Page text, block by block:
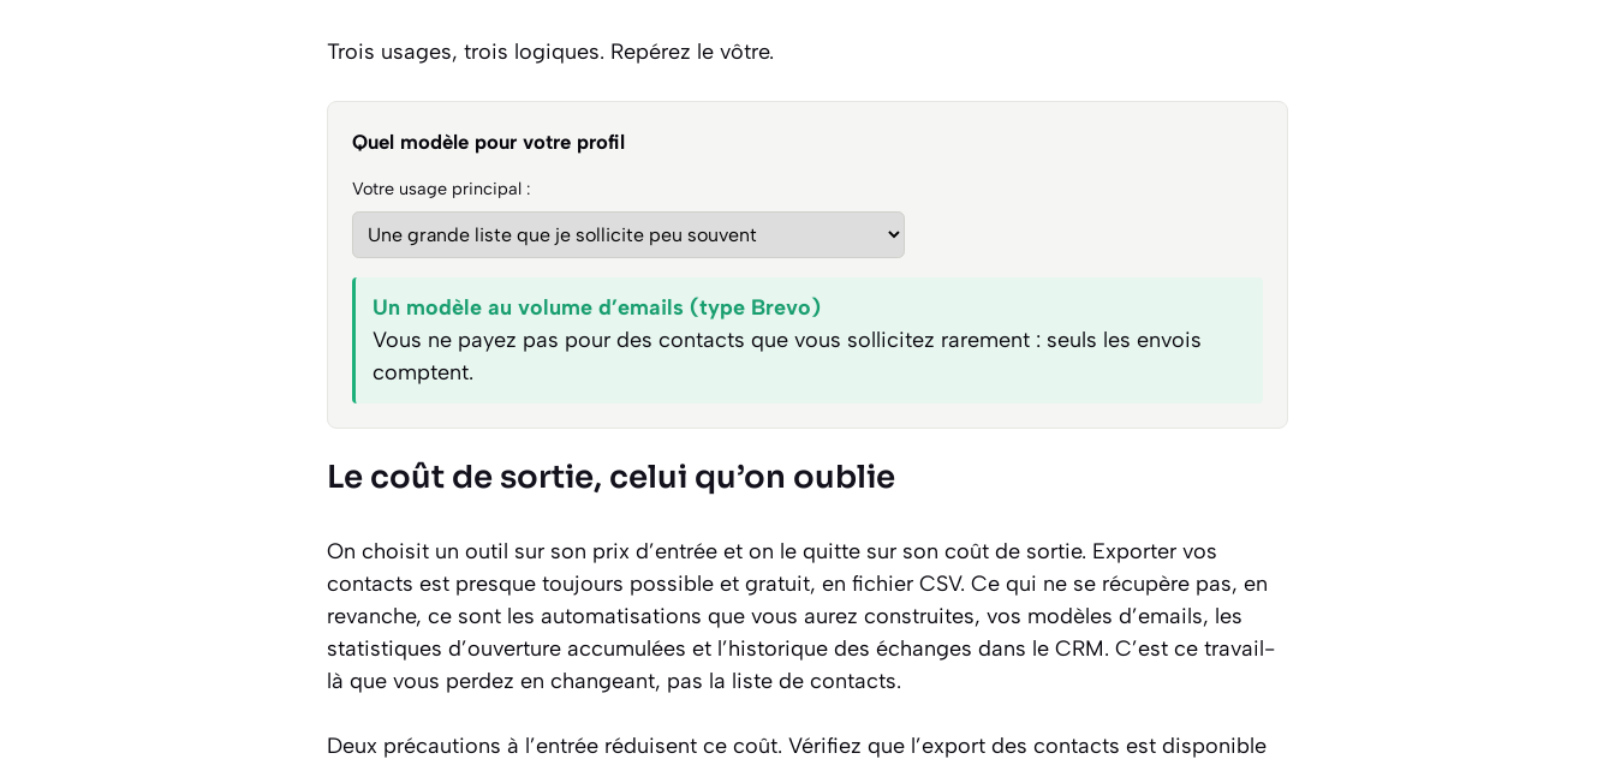
Trois usages, trois logiques. Repérez le vôtre.
Quel modèle pour votre profil
Votre usage principal :
Un modèle au volume d’emails (type Brevo)
Vous ne payez pas pour des contacts que vous sollicitez rarement : seuls les envois
comptent.
Le coût de sortie, celui qu’on oublie
On choisit un outil sur son prix d’entrée et on le quitte sur son coût de sortie. Exporter vos
contacts est presque toujours possible et gratuit, en fichier CSV. Ce qui ne se récupère pas, en
revanche, ce sont les automatisations que vous aurez construites, vos modèles d’emails, les
statistiques d’ouverture accumulées et l’historique des échanges dans le CRM. C’est ce travail-
là que vous perdez en changeant, pas la liste de contacts.
Deux précautions à l’entrée réduisent ce coût. Vérifiez que l’export des contacts est disponible